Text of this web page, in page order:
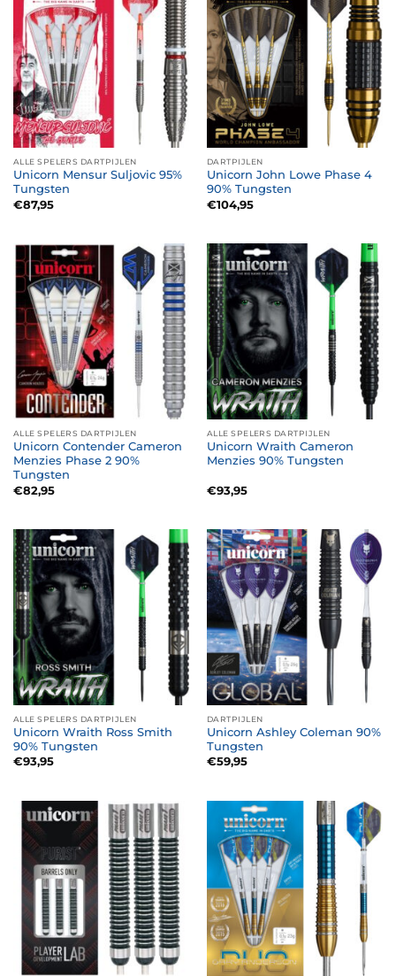
ALLE SPELERS DARTPIJLEN
Unicorn Mensur Suljovic 95%
Tungsten
€87,95
DARTPIJLEN
Unicorn John Lowe Phase 4
90% Tungsten
€104,95
ALLE SPELERS DARTPIJLEN
Unicorn Contender Cameron
Menzies Phase 2 90%
Tungsten
€82,95
ALLE SPELERS DARTPIJLEN
Unicorn Wraith Cameron
Menzies 90% Tungsten
€93,95
ALLE SPELERS DARTPIJLEN
Unicorn Wraith Ross Smith
90% Tungsten
€93,95
DARTPIJLEN
Unicorn Ashley Coleman 90%
Tungsten
€59,95